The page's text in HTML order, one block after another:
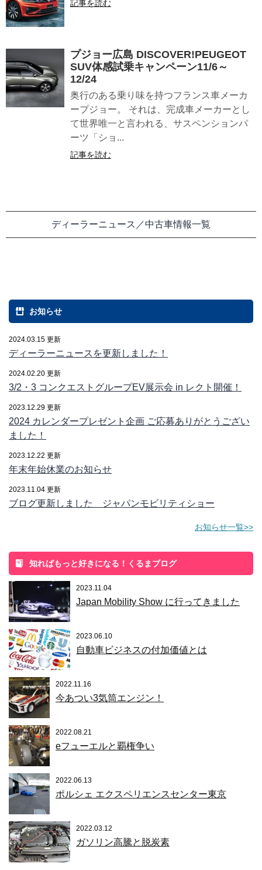
記事を読む
プジョー広島 DISCOVER!PEUGEOT
SUV体感試乗キャンペーン11/6～
12/24
奥行のある乗り味を持つフランス車メーカ
ープジョー。 それは、完成車メーカーとし
て世界唯一と言われる、サスペンションパ
ーツ「ショ...
記事を読む
ディーラーニュース／中古車情報一覧
お知らせ
2024.03.15 更新
ディーラーニュースを更新しました！
2024.02.20 更新
3/2・3 コンクエストグループEV展示会 in レクト開催！
2023.12.29 更新
2024 カレンダープレゼント企画 ご応募ありがとうござい
ました！
2023.12.22 更新
年末年始休業のお知らせ
2023.11.04 更新
ブログ更新しました ジャパンモビリティショー
お知らせ一覧>>
知ればもっと好きになる！くるまブログ
2023.11.04
Japan Mobility Show に行ってきました
2023.06.10
自動車ビジネスの付加価値とは
2022.11.16
今あつい3気筒エンジン！
2022.08.21
eフューエルと覇権争い
2022.06.13
ポルシェ エクスペリエンスセンター東京
2022.03.12
ガソリン高騰と脱炭素